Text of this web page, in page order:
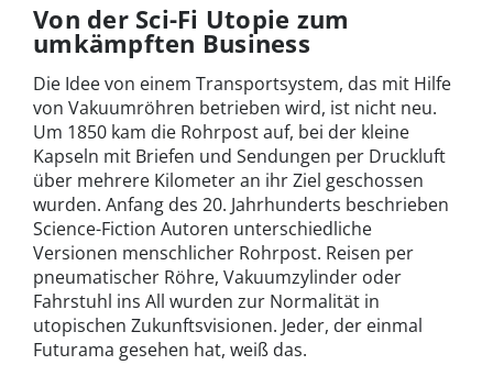
Von der Sci-Fi Utopie zum
umkämpften Business
Die Idee von einem Transportsystem, das mit Hilfe
von Vakuumröhren betrieben wird, ist nicht neu.
Um 1850 kam die Rohrpost auf, bei der kleine
Kapseln mit Briefen und Sendungen per Druckluft
über mehrere Kilometer an ihr Ziel geschossen
wurden. Anfang des 20. Jahrhunderts beschrieben
Science-Fiction Autoren unterschiedliche
Versionen menschlicher Rohrpost. Reisen per
pneumatischer Röhre, Vakuumzylinder oder
Fahrstuhl ins All wurden zur Normalität in
utopischen Zukunftsvisionen. Jeder, der einmal
Futurama gesehen hat, weiß das.